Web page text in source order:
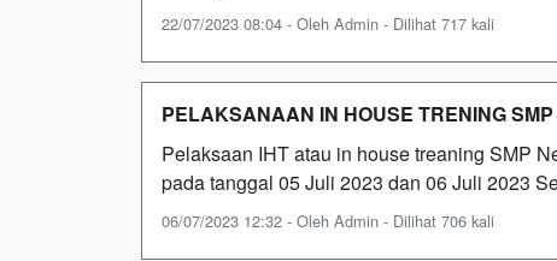
22/07/2023 08:04 - Oleh Admin - Dilihat 717 kali
PELAKSANAAN IN HOUSE TRENING
Pelaksaan IHT atau in house treaning SMP
pada tanggal 05 Juli 2023 dan 06 Juli 2023
06/07/2023 12:32 - Oleh Admin - Dilihat 706 kali